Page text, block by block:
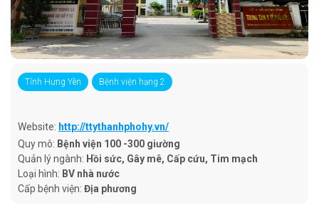
Tỉnh Hưng Yên Bệnh viện hạng 2
Website: http://ttythanhphohy.vn/
Quy mô: Bệnh viện 100 -300 giường
Quản lý ngành: Hồi sức, Gây mê, Cấp cứu, Tim mạch
Loại hình: BV nhà nước
Cấp bệnh viện: Địa phương